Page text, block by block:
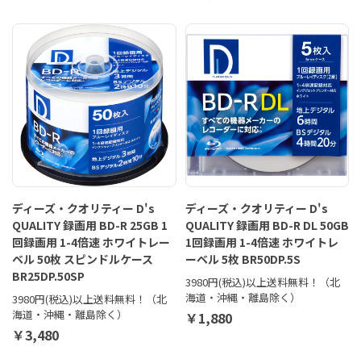
ディーズ・クオリティー D's
QUALITY 録画用 BD-R 25GB 1
回録画用 1-4倍速 ホワイトレー
ベル 50枚 スピンドルケース
BR25DP.50SP
3980円(税込)以上送料無料！（北
海道・沖縄・離島除く）
￥3,480
ディーズ・クオリティー D's
QUALITY 録画用 BD-R DL 50GB
1回録画用 1-4倍速 ホワイトレ
ーベル 5枚 BR50DP.5S
3980円(税込)以上送料無料！（北
海道・沖縄・離島除く）
￥1,880